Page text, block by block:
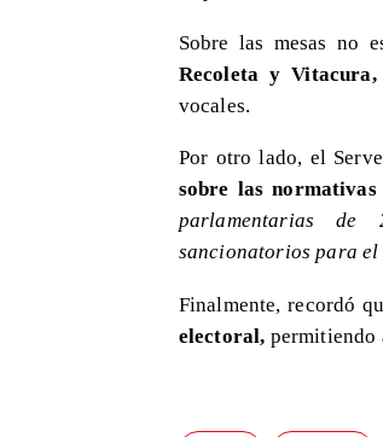
Sobre las mesas no
Recoleta y Vitacura,
vocales.
Por otro lado, el
sobre las normativas
parlamentarias de
sancionatorios para
Finalmente, recordó
electoral, permitiendo